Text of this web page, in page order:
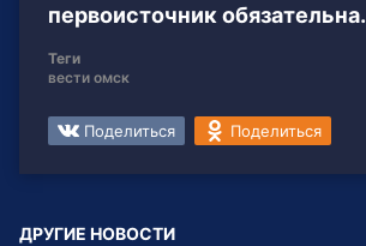
первоисточник обязательна.
Теги
вести омск
Поделиться Поделиться
ДРУГИЕ НОВОСТИ